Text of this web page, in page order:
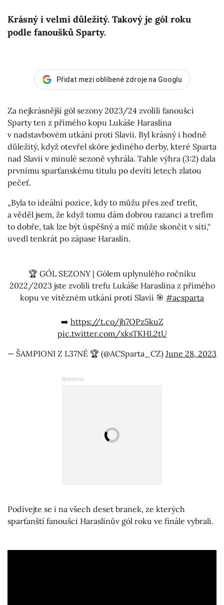
Krásný i velmi důležitý. Takový je gól roku
podle fanoušků Sparty.
Přidat mezi oblíbené zdroje na Googlu
Za nejkrásnější gól sezony 2023/24 zvolili fanoušci
Sparty ten z přímého kopu Lukáše Haraslína
v nadstavbovém utkání proti Slavii. Byl krásný i hodně
důležitý, když otevřel skóre jediného derby, které Sparta
nad Slavií v minulé sezoně vyhrála. Tahle výhra (3:2) dala
prvnímu sparťanskému titulu po devíti letech zlatou
pečeť.
„Byla to ideální pozice, kdy to můžu přes zeď trefit,
a věděl jsem, že když tomu dám dobrou razanci a trefím
to dobře, tak lze být úspěšný a míč může skončit v síti,“
uvedl tenkrát po zápase Haraslín.
🏆 GÓL SEZONY | Gólem uplynulého ročníku
2022/2023 jste zvolili trefu Lukáše Haraslína z přímého
kopu ve vítězném utkání proti Slavii 🎯 #acsparta
➡️ https://t.co/jh7QPz5kuZ
pic.twitter.com/xksTKHL2tU
— ŠAMPIONI Z L37NÉ 🏆 (@ACSparta_CZ) June 28, 2023
Podívejte se i na všech deset branek, ze kterých
sparťanští fanoušci Haraslínův gól roku ve finále vybrali.